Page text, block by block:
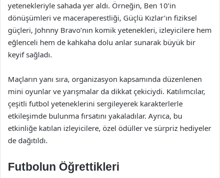
yetenekleriyle sahada yer aldı. Örneğin, Ben 10’in
dönüşümleri ve maceraperestliği, Güçlü Kızlar’ın fiziksel
güçleri, Johnny Bravo’nın komik yetenekleri, izleyicilere hem
eğlenceli hem de kahkaha dolu anlar sunarak büyük bir
keyif sağladı.
Maçların yanı sıra, organizasyon kapsamında düzenlenen
mini oyunlar ve yarışmalar da dikkat çekiciydi. Katılımcılar,
çeşitli futbol yeteneklerini sergileyerek karakterlerle
etkileşimde bulunma fırsatını yakaladılar. Ayrıca, bu
etkinliğe katılan izleyicilere, özel ödüller ve sürpriz hediyeler
de dağıtıldı.
Futbolun Öğrettikleri